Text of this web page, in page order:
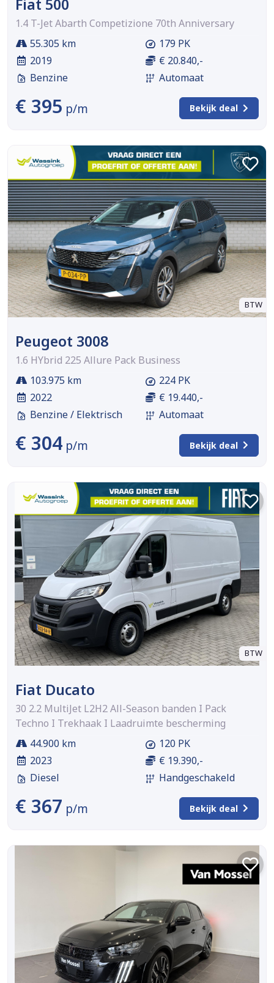
Fiat 500
1.4 T-Jet Abarth Competizione 70th Anniversary
55.305 km
2019
Benzine
179 PK
€ 20.840,-
Automaat
€ 395 p/m Bekijk deal
BTW
Peugeot 3008
1.6 HYbrid 225 Allure Pack Business
103.975 km
2022
Benzine / Elektrisch
224 PK
€ 19.440,-
Automaat
€ 304 p/m Bekijk deal
BTW
Fiat Ducato
30 2.2 MultiJet L2H2 All-Season banden I Pack
Techno I Trekhaak I Laadruimte bescherming
44.900 km
2023
Diesel
120 PK
€ 19.390,-
Handgeschakeld
€ 367 p/m Bekijk deal